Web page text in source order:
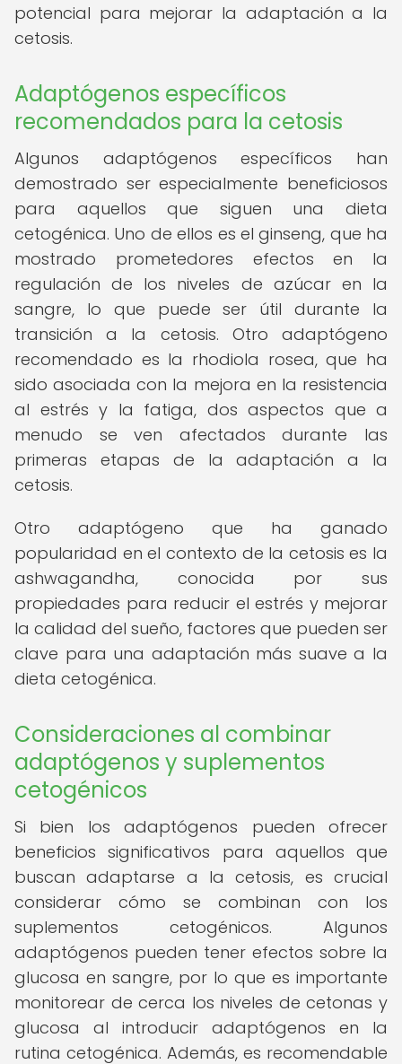
potencial para mejorar la adaptación a la
cetosis.
Adaptógenos específicos
recomendados para la cetosis
Algunos adaptógenos específicos han
demostrado ser especialmente beneficiosos
para aquellos que siguen una dieta
cetogénica. Uno de ellos es el ginseng, que ha
mostrado prometedores efectos en la
regulación de los niveles de azúcar en la
sangre, lo que puede ser útil durante la
transición a la cetosis. Otro adaptógeno
recomendado es la rhodiola rosea, que ha
sido asociada con la mejora en la resistencia
al estrés y la fatiga, dos aspectos que a
menudo se ven afectados durante las
primeras etapas de la adaptación a la
cetosis.
Otro adaptógeno que ha ganado
popularidad en el contexto de la cetosis es la
ashwagandha, conocida por sus
propiedades para reducir el estrés y mejorar
la calidad del sueño, factores que pueden ser
clave para una adaptación más suave a la
dieta cetogénica.
Consideraciones al combinar
adaptógenos y suplementos
cetogénicos
Si bien los adaptógenos pueden ofrecer
beneficios significativos para aquellos que
buscan adaptarse a la cetosis, es crucial
considerar cómo se combinan con los
suplementos cetogénicos. Algunos
adaptógenos pueden tener efectos sobre la
glucosa en sangre, por lo que es importante
monitorear de cerca los niveles de cetonas y
glucosa al introducir adaptógenos en la
rutina cetogénica. Además, es recomendable